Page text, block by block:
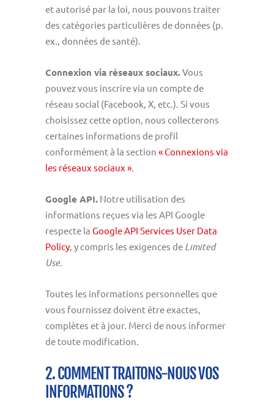
et autorisé par la loi, nous pouvons traiter
des catégories particulières de données (p.
ex., données de santé).
Connexion via réseaux sociaux.Vous
pouvez vous inscrire via un compte de
réseau social (Facebook, X, etc.). Si vous
choisissez cette option, nous collecterons
certaines informations de profil
conformément à la section « Connexions via
les réseaux sociaux ».
Google API. Notre utilisation des
informations reçues via les API Google
respecte la Google API Services User Data
Policy, y compris les exigences de Limited
Use.
Toutes les informations personnelles que
vous fournissez doivent être exactes,
complètes et à jour. Merci de nous informer
de toute modification.
2. COMMENT TRAITONS-NOUS VOS
INFORMATIONS ?